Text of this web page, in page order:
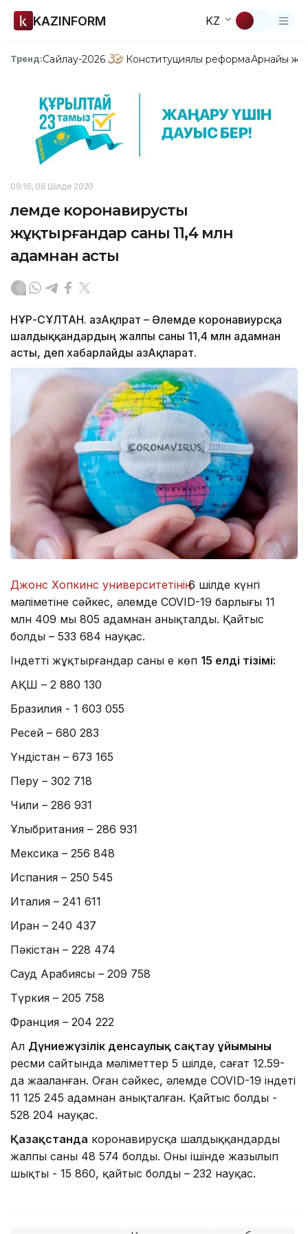
KAZINFORM KZ
Тренд:Сайлау-2026 Конституциялық реформаАрнайы
09:16, 06 Шілде 2020
Әлемде коронавирусты
жұқтырғандар саны 11,4 млн
адамнан асты
НҰР-СҰЛТАН. ҚазАқпрат – Әлемде коронавиурсқа
шалдыққандардың жалпы саны 11,4 млн адамнан
асты, деп хабарлайды ҚазАқпарат.
Джонс Хопкинс университетінің6 шілде күнгі
мәліметіне сәйкес, әлемде COVID-19 барлығы 11
млн 409 мың 805 адамнан анықталды. Қайтыс
болды – 533 684 науқас.
Індетті жұқтырғандар саны ең көп 15 елдің тізімі:
АҚШ – 2 880 130
Бразилия - 1 603 055
Ресей – 680 283
Үндістан – 673 165
Перу – 302 718
Чили – 286 931
Ұлыбритания – 286 931
Мексика – 256 848
Испания – 250 545
Италия – 241 611
Иран – 240 437
Пәкістан – 228 474
Сауд Арабиясы – 209 758
Түркия – 205 758
Франция – 204 222
Ал Дүниежүзілік денсаулық сақтау ұйымының
ресми сайтында мәліметтер 5 шілде, сағат 12.59-
да жаңаланған. Оған сәйкес, әлемде COVID-19 індеті
11 125 245 адамнан анықталған. Қайтыс болды -
528 204 науқас.
Қазақстанда коронавирусқа шалдыққандардың
жалпы саны 48 574 болды. Оның ішінде жазылып
шықты - 15 860, қайтыс болды – 232 науқас.